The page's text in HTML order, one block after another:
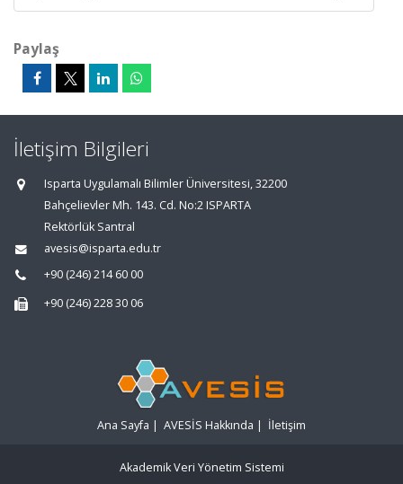
Paylaş
İletişim Bilgileri
Isparta Uygulamalı Bilimler Üniversitesi, 32200
Bahçelievler Mh. 143. Cd. No:2 ISPARTA
Rektörlük Santral
avesis@isparta.edu.tr
+90 (246) 214 60 00
+90 (246) 228 30 06
Ana Sayfa | AVESİS Hakkında | İletişim
Akademik Veri Yönetim Sistemi